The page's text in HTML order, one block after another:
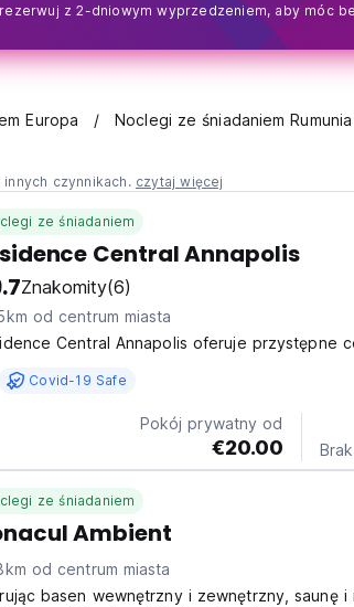
z 2-dniowym wyprzedzeniem, aby móc
Europa Noclegi ze śniadaniem Rumunia
czynnikach. czytaj więcej
ze śniadaniem
Central Annapolis
Znakomity(6)
od centrum miasta
Central Annapolis oferuje przystępne
Covid-19 Safe
Pokój prywatny od
€20.00
ze śniadaniem
Ambient
od centrum miasta
basen wewnętrzny i zewnętrzny, saunę i